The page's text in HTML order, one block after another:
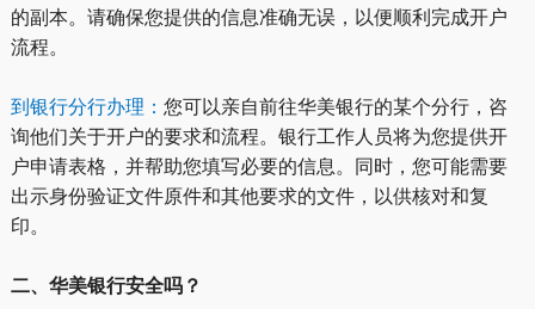
的副本。请确保您提供的信息准确无误，以便顺利完成开户
流程。
到银行分行办理： 您可以亲自前往华美银行的某个分行，咨
询他们关于开户的要求和流程。银行工作人员将为您提供开
户申请表格，并帮助您填写必要的信息。同时，您可能需要
出示身份验证文件原件和其他要求的文件，以供核对和复
印。
二、华美银行安全吗？